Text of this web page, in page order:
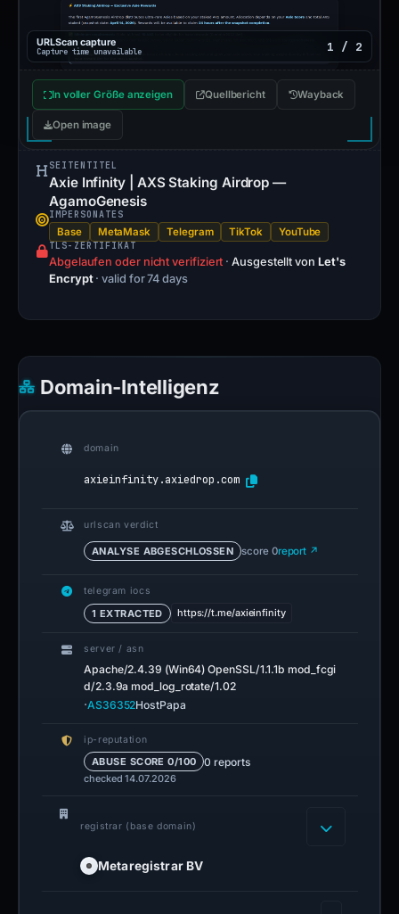
URLScan capture
Capture time unavailable 1 / 2
In voller Größe anzeigen Quellbericht Wayback
Open image
SEITENTITEL
Axie Infinity | AXS Staking Airdrop —
AgamoGenesis
IMPERSONATES
Base MetaMask Telegram TikTok YouTube
TLS-ZERTIFIKAT
Abgelaufen oder nicht verifiziert · Ausgestellt von Let's
Encrypt · valid for 74 days
Domain-Intelligenz
domain
axieinfinity.axiedrop.com
urlscan verdict
ANALYSE ABGESCHLOSSEN score 0report ↗
telegram iocs
1 EXTRACTED https://t.me/axieinfinity
server / asn
Apache/2.4.39 (Win64) OpenSSL/1.1.1b mod_fcgi
d/2.3.9a mod_log_rotate/1.02
·AS36352HostPapa
ip-reputation
ABUSE SCORE 0/100 0 reports
checked 14.07.2026
registrar (base domain)
Metaregistrar BV